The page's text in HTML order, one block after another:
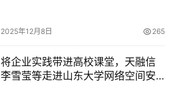
2025年12月8日 265
将企业实践带进高校课堂，天融信
李雪莹等走进山东大学网络空间安